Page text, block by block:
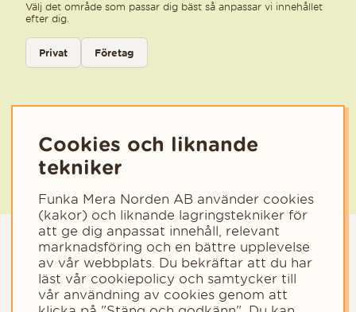
Välj det område som passar dig bäst så anpassar vi innehållet
efter dig.
Välj kategori för nyhetsbrev
Privat
Företag
Cookies och liknande
tekniker
Funka Mera Norden AB använder cookies
(kakor) och liknande lagringstekniker för
att ge dig anpassat innehåll, relevant
marknadsföring och en bättre upplevelse
av vår webbplats. Du bekräftar att du har
läst vår cookiepolicy och samtycker till
vår användning av cookies genom att